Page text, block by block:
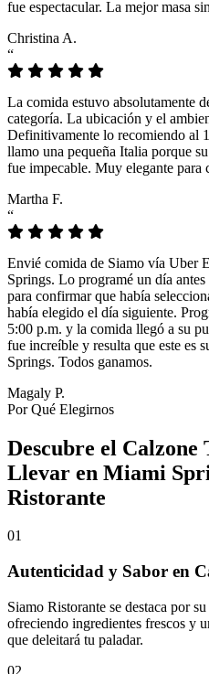
fue espectacular. La mejor masa
Christina A.
“
La comida estuvo absolutamente
categoría. La ubicación y el
Definitivamente lo recomiendo al
llamo una pequeña Italia porque
fue impecable. Muy elegante para
Martha F.
“
Envié comida de Siamo vía Uber
Springs. Lo programé un día
para confirmar que había
había elegido el día siguiente.
5:00 p.m. y la comida llegó a su
fue increíble y resulta que este es
Springs. Todos ganamos.
Magaly P.
Por Qué Elegirnos
Descubre el
Llevar en Miami
Ristorante
01
Autenticidad y Sabor en
Siamo Ristorante se destaca por
ofreciendo ingredientes frescos y
que deleitará tu paladar.
02